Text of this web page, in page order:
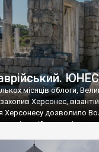
місяців облоги,
Херсонес,
Херсонесу дозволило
візантійському
язичник, став